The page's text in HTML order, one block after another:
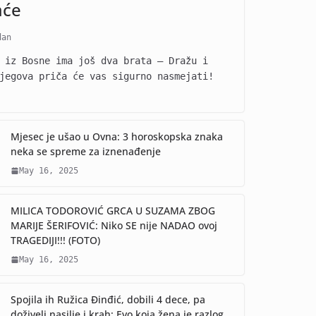
iz Bosne ima još dva brata – Dražu i
priča će vas sigurno nasmejati!
Mjesec je ušao u Ovna: 3 horoskopska znaka
neka se spreme za iznenađenje
May 16, 2025
MILICA TODOROVIĆ GRCA U SUZAMA ZBOG
MARIJE ŠERIFOVIĆ: Niko SE nije NADAO ovoj
TRAGEDIJI!!! (FOTO)
May 16, 2025
Spojila ih Ružica Đinđić, dobili 4 dece, pa